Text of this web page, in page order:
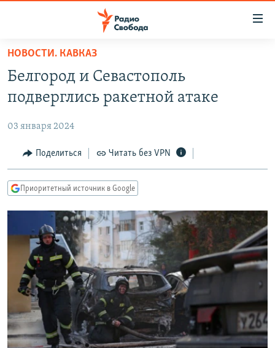
упрощенного
доступа
основному
Вернутся
главной
навигации
Вернутся
поиску
ПОДКАСТЫ
АВТОРСКИЕ ПРОЕКТЫ
ЦИТАТЫ СВОБОДЫ
МНЕНИЯ
IDEL.РЕАЛИИ
КАВКАЗ.РЕАЛИИ
СЕВЕР.РЕАЛИИ
СИБИРЬ.РЕАЛИИ
РАСПИСАНИЕ ВЕЩАНИЯ
ПОДПИШИТЕСЬ НА РАССЫЛКУ
СОЦИАЛЬНЫЕ СЕТИ
НОВОСТИ. КАВКАЗ
Белгород и Севастополь
подверглись ракетной атаке
03 января 2024
Поделиться Читать без VPN
Приоритетный источник в Google